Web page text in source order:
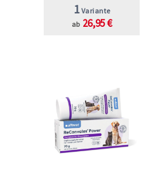
1 Variante
ab 26,95 €